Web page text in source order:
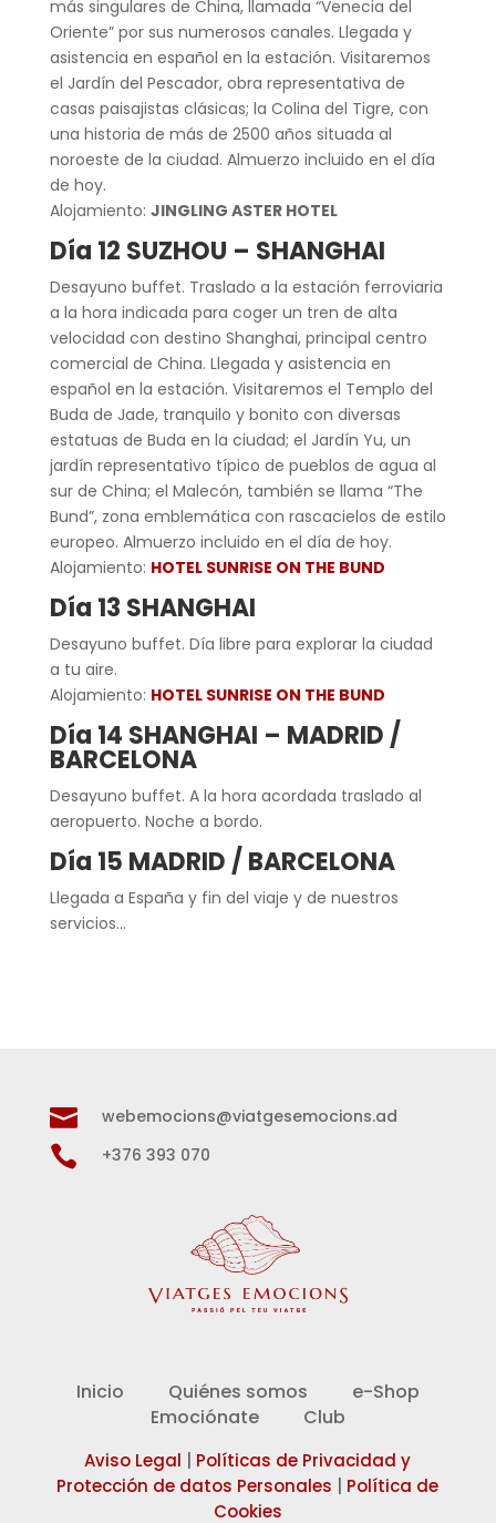
más singulares de China, llamada “Venecia del
Oriente” por sus numerosos canales. Llegada y
asistencia en español en la estación. Visitaremos
el Jardín del Pescador, obra representativa de
casas paisajistas clásicas; la Colina del Tigre, con
una historia de más de 2500 años situada al
noroeste de la ciudad. Almuerzo incluido en el día
de hoy.
Alojamiento: JINGLING ASTER HOTEL
Día 12 SUZHOU – SHANGHAI
Desayuno buffet. Traslado a la estación ferroviaria
a la hora indicada para coger un tren de alta
velocidad con destino Shanghai, principal centro
comercial de China. Llegada y asistencia en
español en la estación. Visitaremos el Templo del
Buda de Jade, tranquilo y bonito con diversas
estatuas de Buda en la ciudad; el Jardín Yu, un
jardín representativo típico de pueblos de agua al
sur de China; el Malecón, también se llama “The
Bund”, zona emblemática con rascacielos de estilo
europeo. Almuerzo incluido en el día de hoy.
Alojamiento: HOTEL SUNRISE ON THE BUND
Día 13 SHANGHAI
Desayuno buffet. Día libre para explorar la ciudad
a tu aire.
Alojamiento: HOTEL SUNRISE ON THE BUND
Día 14 SHANGHAI – MADRID /
BARCELONA
Desayuno buffet. A la hora acordada traslado al
aeropuerto. Noche a bordo.
Día 15 MADRID / BARCELONA
Llegada a España y fin del viaje y de nuestros
servicios…
 webemocions@viatgesemocions.ad
 +376 393 070
Inicio Quiénes somos
e-Shop
Emociónate
Club
Aviso Legal
Políticas de Privacidad y
Protección de datos Personales
Política de
Cookies